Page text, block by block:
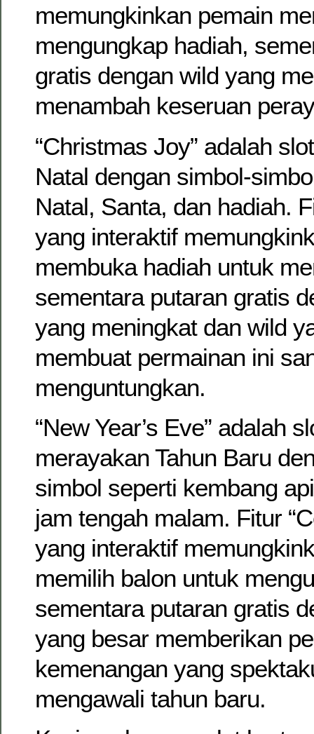
memungkinkan pemain
mengungkap hadiah,
gratis dengan wild yang
menambah keseruan
“Christmas Joy” adalah
Natal dengan simbol-
Natal, Santa, dan hadiah.
yang interaktif
membuka hadiah untuk
sementara putaran gratis
yang meningkat dan wild
membuat permainan ini
menguntungkan.
“New Year’s Eve” adalah
merayakan Tahun Baru
simbol seperti kembang
jam tengah malam. Fitur
yang interaktif
memilih balon untuk
sementara putaran gratis
yang besar memberikan
kemenangan yang
mengawali tahun baru.